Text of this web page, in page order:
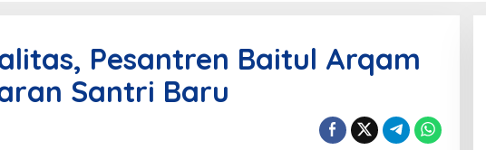
Pesantren Baitul Arqam
Santri Baru